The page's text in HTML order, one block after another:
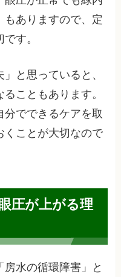
もありますので、定
す。
と思っていると、
こともあります。
分でできるケアを取
くことが大切なので
圧が上がる理
水の循環障害」と